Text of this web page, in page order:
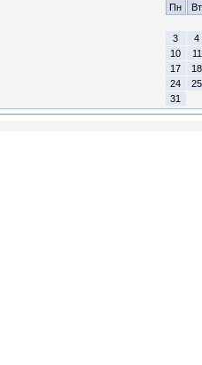
Пн
Вт
3
4
10
11
17
18
24
25
31